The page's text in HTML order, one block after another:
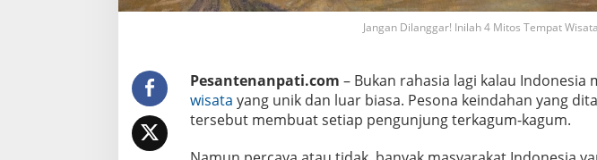
o
a
y
a
n
g
a
Jangan Dilanggar! Inilah 4 Mitos Tempat
Pesantenanpati.com – Bukan rahasia lagi kalau Indonesia
wisata yang unik dan luar biasa. Pesona keindahan yang
tersebut membuat setiap pengunjung terkagum-kagum.